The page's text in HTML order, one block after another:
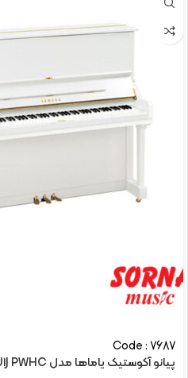
Code : 7687
پیانو آکوستیک یاماها مدل U1J PWHC